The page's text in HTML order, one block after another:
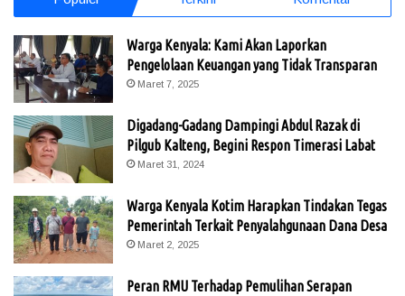
Warga Kenyala: Kami Akan Laporkan
Pengelolaan Keuangan yang Tidak Transparan
Maret 7, 2025
Digadang-Gadang Dampingi Abdul Razak di
Pilgub Kalteng, Begini Respon Timerasi Labat
Maret 31, 2024
Warga Kenyala Kotim Harapkan Tindakan Tegas
Pemerintah Terkait Penyalahgunaan Dana Desa
Maret 2, 2025
Peran RMU Terhadap Pemulihan Serapan